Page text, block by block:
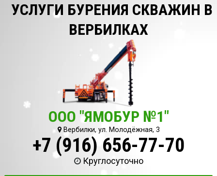
УСЛУГИ БУРЕНИЯ СКВАЖИН В
ВЕРБИЛКАХ
ООО "ЯМОБУР №1"
Вербилки, ул. Молодёжная, 3
+7 (916) 656-77-70
Круглосуточно